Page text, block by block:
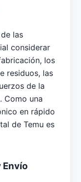
las
considerar
los
residuos, las
de la
Como una
en rápido
de Temu es
Envío